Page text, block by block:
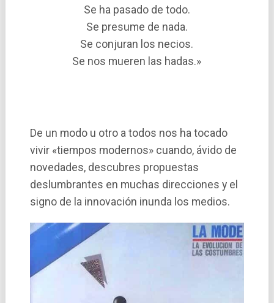
Se ha pasado de todo.
Se presume de nada.
Se conjuran los necios.
Se nos mueren las hadas.»
De un modo u otro a todos nos ha tocado
vivir «tiempos modernos» cuando, ávido de
novedades, descubres propuestas
deslumbrantes en muchas direcciones y el
signo de la innovación inunda los medios.